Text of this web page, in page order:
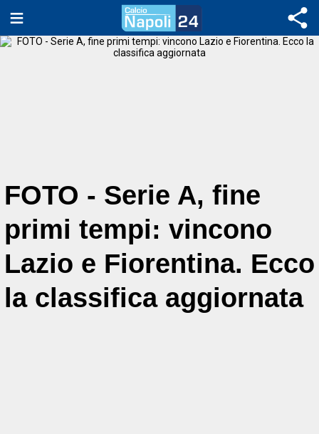
FOTO - Serie A, fine
primi tempi: vincono
Lazio e Fiorentina. Ecco
la classifica aggiornata